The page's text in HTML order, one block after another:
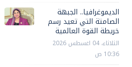
الديموغرافيا.. الجبهة
الصامتة التي تعيد رسم
خريطة القوة العالمية
الثلاثاء، 04 اغسطس 2026
10:36 ص